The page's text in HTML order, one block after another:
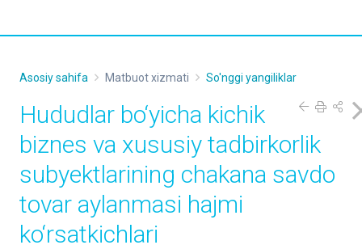
Asosiy sahifa Matbuot xizmati So'nggi yangiliklar
Hududlar bo‘yicha kichik
biznes va xususiy tadbirkorlik
subyektlarining chakana savdo
tovar aylanmasi hajmi
ko‘rsatkichlari